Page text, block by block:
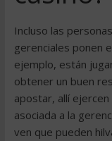
Incluso las
gerenciales ponen
ejemplo, están
obtener un buen
apostar, allí ejercen
asociada a la
ven que pueden